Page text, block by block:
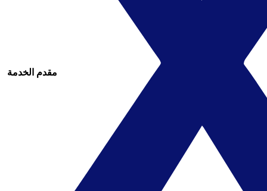
مقدم الخدمة